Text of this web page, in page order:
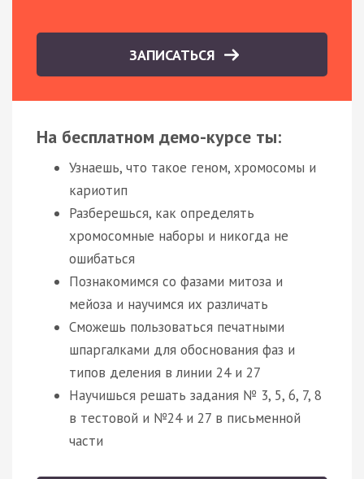
ЗАПИСАТЬСЯ
На бесплатном демо-курсе ты:
Узнаешь, что такое геном, хромосомы и
кариотип
Разберешься, как определять
хромосомные наборы и никогда не
ошибаться
Познакомимся со фазами митоза и
мейоза и научимся их различать
Сможешь пользоваться печатными
шпаргалками для обоснования фаз и
типов деления в линии 24 и 27
Научишься решать задания № 3, 5, 6, 7, 8
в тестовой и №24 и 27 в письменной
части